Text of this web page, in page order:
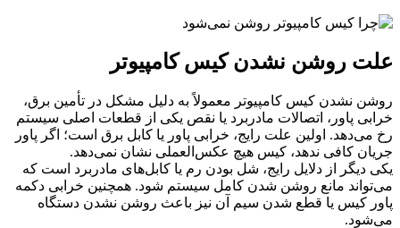
علت روشن نشدن کیس کامپیوتر
روشن نشدن کیس کامپیوتر معمولاً به دلیل مشکل در تأمین برق،
خرابی پاور، اتصالات مادربرد یا نقص یکی از قطعات اصلی سیستم
رخ می‌دهد. اولین علت رایج، خرابی پاور یا کابل برق است؛ اگر پاور
جریان کافی ندهد، کیس هیچ عکس‌العملی نشان نمی‌دهد.
یکی دیگر از دلایل رایج، شل بودن رم یا کابل‌های مادربرد است که
می‌تواند مانع روشن شدن کامل سیستم شود. همچنین خرابی دکمه
پاور کیس یا قطع شدن سیم آن نیز باعث روشن نشدن دستگاه
می‌شود.